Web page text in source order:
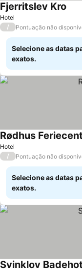
Hotel
Fjerritslev Kro
/ Pontuação não
Selecione as datas
exatos.
Hotel
Rødhus
/ Pontuação não
Selecione as datas
exatos.
Svinklov